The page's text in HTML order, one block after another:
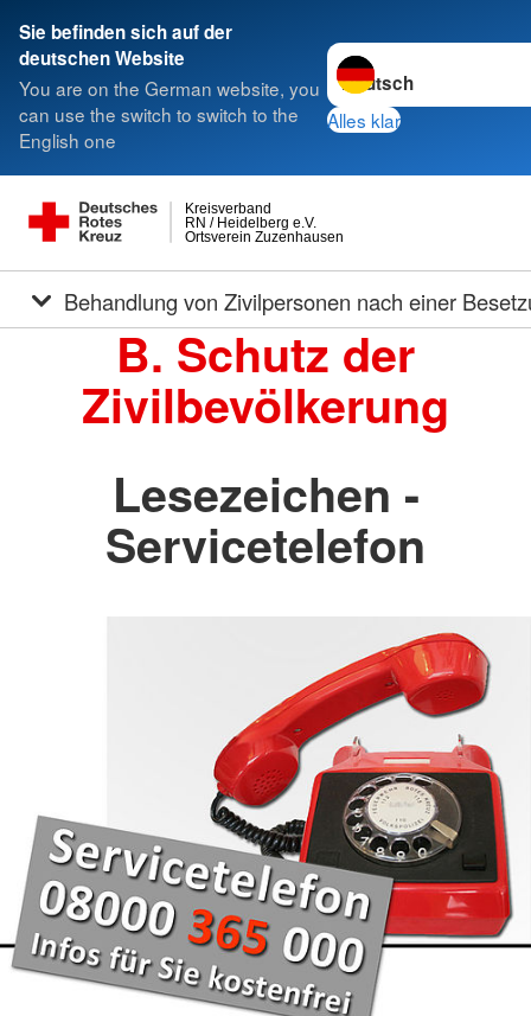
Sie befinden sich auf der
deutschen Website
You are on the German website, you
can use the switch to switch to the
English one
Sprache wechseln zu
Alles klar
Ortsverein Zuzenhausen
RN / Heidelberg e.V.
Kreisverband
Behandlung von Zivilpersonen nach einer
B. Schutz der
Zivilbevölkerung
Lesezeichen -
Servicetelefon